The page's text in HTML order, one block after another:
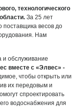
технологического
За 25 лет
поставщика весов до
Нам
и обслуживание
вместе с «Элвес» -
чтобы открыть или
их передовым и
спроектировать
водоснабжения для